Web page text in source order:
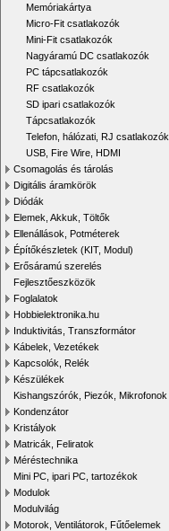
Memóriakártya
Micro-Fit csatlakozók
Mini-Fit csatlakozók
Nagyáramú DC csatlakozók
PC tápcsatlakozók
RF csatlakozók
SD ipari csatlakozók
Tápcsatlakozók
Telefon, hálózati, RJ csatlakozók
USB, Fire Wire, HDMI
Csomagolás és tárolás
Digitális áramkörök
Diódák
Elemek, Akkuk, Töltők
Ellenállások, Potméterek
Építőkészletek (KIT, Modul)
Erősáramú szerelés
Fejlesztőeszközök
Foglalatok
Hobbielektronika.hu
Induktivitás, Transzformátor
Kábelek, Vezetékek
Kapcsolók, Relék
Készülékek
Kishangszórók, Piezók, Mikrofonok
Kondenzátor
Kristályok
Matricák, Feliratok
Méréstechnika
Mini PC, ipari PC, tartozékok
Modulok
Modulvilág
Motorok, Ventilátorok, Fűtőelemek